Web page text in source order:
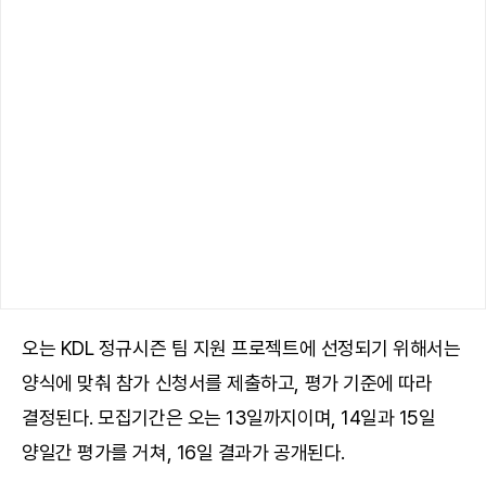
오는 KDL 정규시즌 팀 지원 프로젝트에 선정되기 위해서는
양식에 맞춰 참가 신청서를 제출하고, 평가 기준에 따라
결정된다. 모집기간은 오는 13일까지이며, 14일과 15일
양일간 평가를 거쳐, 16일 결과가 공개된다.